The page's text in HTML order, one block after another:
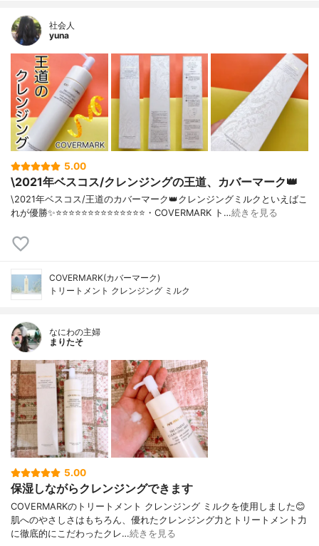
社会人
yuna
5.00
\2021年ベスコス/クレンジングの王道、カバーマーク👑
\2021年ベスコス/王道のカバーマーク👑クレンジングミルクといえばこ
れが優勝✨⭐️⭐️⭐️⭐️⭐️⭐️⭐️⭐️⭐️⭐️⭐️⭐️⭐️⭐️・COVERMARK ト…続きを見る
COVERMARK(カバーマーク)
トリートメント クレンジング ミルク
なにわの主婦
まりたそ
5.00
保湿しながらクレンジングできます
COVERMARKのトリートメント クレンジング ミルクを使用しました😊
肌へのやさしさはもちろん、優れたクレンジング力とトリートメント力
に徹底的にこだわったクレ…続きを見る